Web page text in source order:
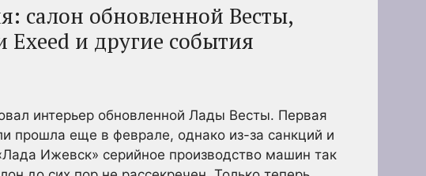
салон обновленной Весты,
и другие события
интерьер обновленной Лады Весты. Первая
прошла еще в феврале, однако из-за санкций и
Ижевск» серийное производство машин так